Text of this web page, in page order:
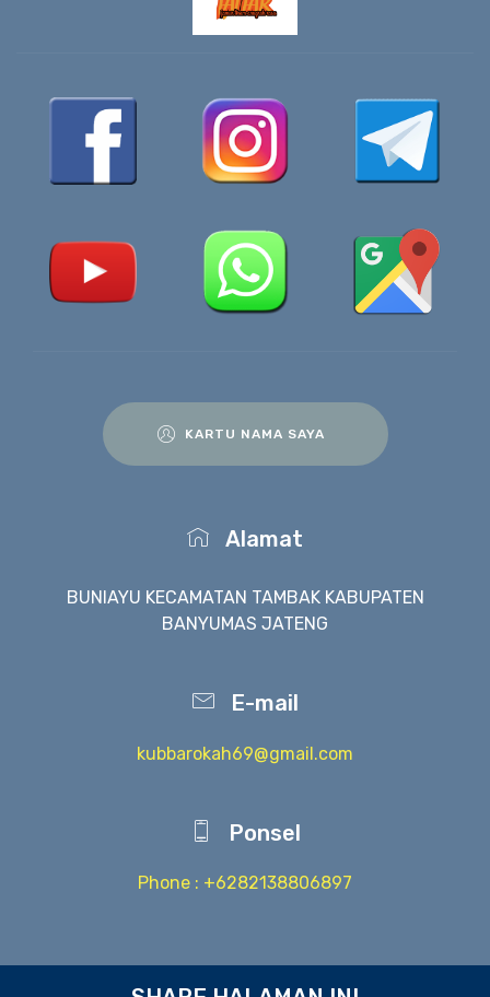
KARTU NAMA SAYA
Alamat
BUNIAYU KECAMATAN TAMBAK KABUPATEN
BANYUMAS JATENG
E-mail
kubbarokah69@gmail.com
Ponsel
Phone : +6282138806897